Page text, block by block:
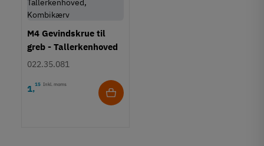
M4 Gevindskrue til
greb - Tallerkenhoved
- Krydskærv
022.35.081
1,15 Inkl. moms